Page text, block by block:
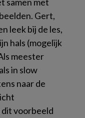
Gert,
leek bij de les,
hals (mogelijk
meester
in slow
naar de
voorbeeld